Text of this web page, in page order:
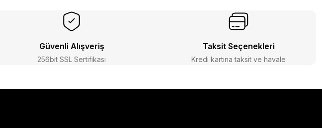
Güvenli Alışveriş
256bit SSL Sertifikası
Taksit Seçenekleri
Kredi kartına taksit ve havale